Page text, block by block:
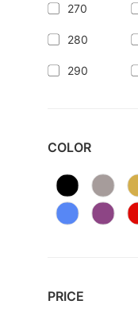
270
280
290
COLOR
PRICE